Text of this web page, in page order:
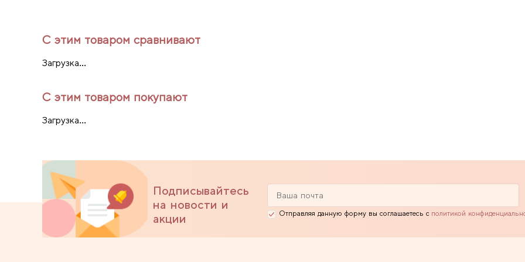
С этим товаром сравнивают
Загрузка...
С этим товаром покупают
Загрузка...
Подписывайтесь
на новости и
акции
Отправляя данную форму вы соглашаетесь с политикой